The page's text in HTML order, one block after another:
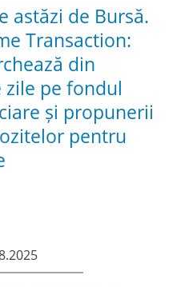
astăzi de Bursă.
Transaction:
din
pe fondul
şi propunerii
pentru